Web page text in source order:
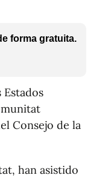
forma gratuita.
Estados
Consejo de la
han asistido